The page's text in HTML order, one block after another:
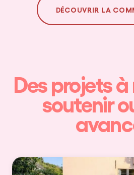
DÉCOUVRIR LA
Des projets
soutenir